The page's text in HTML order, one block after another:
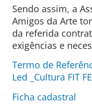
Sendo assim, a
Amigos da Arte
da referida
exigências e
Termo de
Led _Cultura FIT
Ficha cadastral